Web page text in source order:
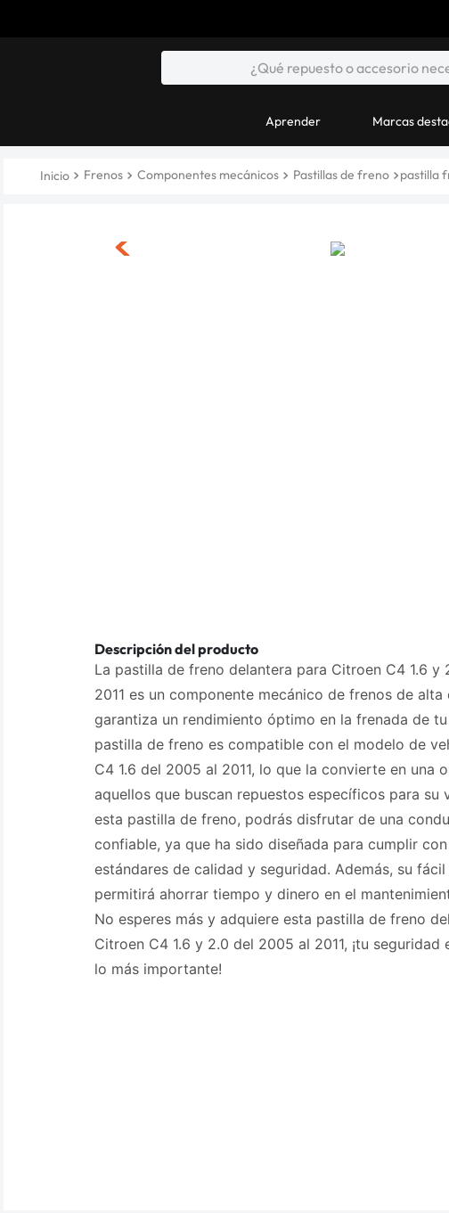
Aprender Marcas
Frenos Componentes mecánicos Pastillas de freno pastilla
Descripción del producto
La pastilla de freno delantera para Citroen C4 1.6 y
2011 es un componente mecánico de frenos de alta
garantiza un rendimiento óptimo en la frenada de
pastilla de freno es compatible con el modelo de
C4 1.6 del 2005 al 2011, lo que la convierte en una
aquellos que buscan repuestos específicos para su
esta pastilla de freno, podrás disfrutar de una
confiable, ya que ha sido diseñada para cumplir
estándares de calidad y seguridad. Además, su
permitirá ahorrar tiempo y dinero en el
No esperes más y adquiere esta pastilla de freno
Citroen C4 1.6 y 2.0 del 2005 al 2011, ¡tu seguridad
lo más importante!